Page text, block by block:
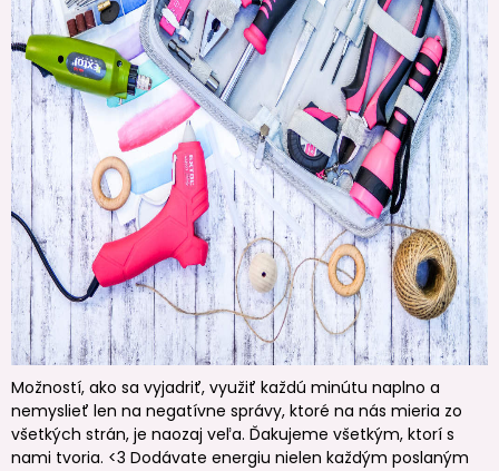
Možností, ako sa vyjadriť, využiť každú minútu naplno a
nemyslieť len na negatívne správy, ktoré na nás mieria zo
všetkých strán, je naozaj veľa. Ďakujeme všetkým, ktorí s
nami tvoria. <3 Dodávate energiu nielen každým poslaným